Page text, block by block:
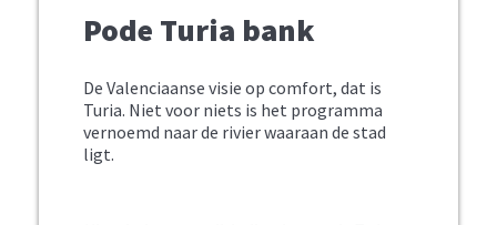
Pode Turia bank
De Valenciaanse visie op comfort, dat is
Turia. Niet voor niets is het programma
vernoemd naar de rivier waaraan de stad
ligt.